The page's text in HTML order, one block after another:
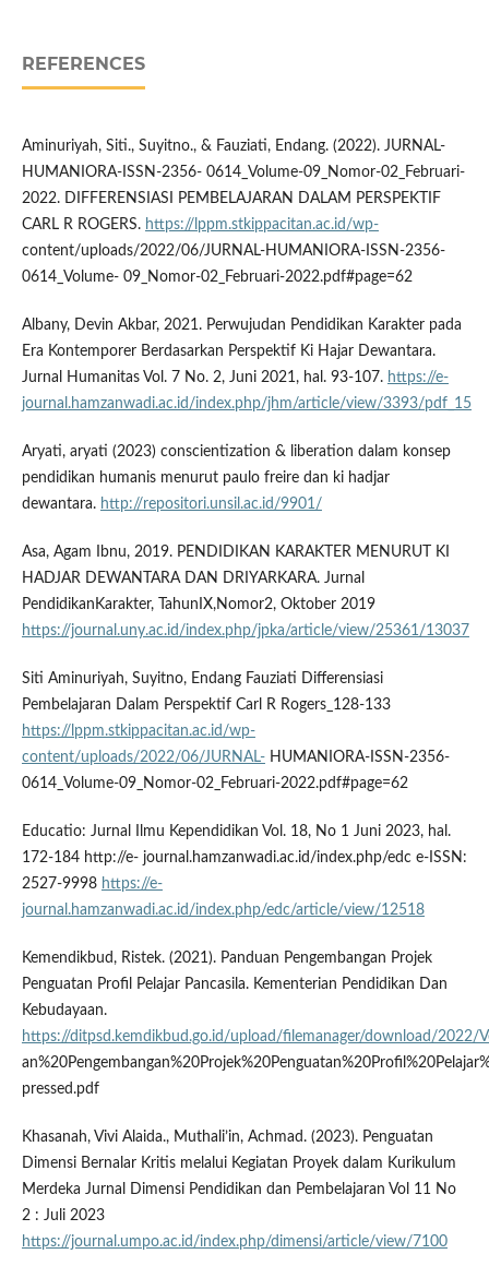
REFERENCES
Aminuriyah, Siti., Suyitno., & Fauziati, Endang. (2022). JURNAL-
HUMANIORA-ISSN-2356- 0614_Volume-09_Nomor-02_Februari-
2022. DIFFERENSIASI PEMBELAJARAN DALAM PERSPEKTIF
CARL R ROGERS. https://lppm.stkippacitan.ac.id/wp-
content/uploads/2022/06/JURNAL-HUMANIORA-ISSN-2356-
0614_Volume- 09_Nomor-02_Februari-2022.pdf#page=62
Albany, Devin Akbar, 2021. Perwujudan Pendidikan Karakter pada
Era Kontemporer Berdasarkan Perspektif Ki Hajar Dewantara.
Jurnal Humanitas Vol. 7 No. 2, Juni 2021, hal. 93-107. https://e-
journal.hamzanwadi.ac.id/index.php/jhm/article/view/3393/pdf_15
Aryati, aryati (2023) conscientization & liberation dalam konsep
pendidikan humanis menurut paulo freire dan ki hadjar
dewantara. http://repositori.unsil.ac.id/9901/
Asa, Agam Ibnu, 2019. PENDIDIKAN KARAKTER MENURUT KI
HADJAR DEWANTARA DAN DRIYARKARA. Jurnal
PendidikanKarakter, TahunIX,Nomor2, Oktober 2019
https://journal.uny.ac.id/index.php/jpka/article/view/25361/13037
Siti Aminuriyah, Suyitno, Endang Fauziati Differensiasi
Pembelajaran Dalam Perspektif Carl R Rogers_128-133
https://lppm.stkippacitan.ac.id/wp-
content/uploads/2022/06/JURNAL-HUMANIORA-ISSN-2356-
0614_Volume-09_Nomor-02_Februari-2022.pdf#page=62
Educatio: Jurnal Ilmu Kependidikan Vol. 18, No 1 Juni 2023, hal.
172-184 http://e- journal.hamzanwadi.ac.id/index.php/edc e-ISSN:
2527-9998 https://e-
journal.hamzanwadi.ac.id/index.php/edc/article/view/12518
Kemendikbud, Ristek. (2021). Panduan Pengembangan Projek
Penguatan Profil Pelajar Pancasila. Kementerian Pendidikan Dan
Kebudayaan.
https://ditpsd.kemdikbud.go.id/upload/filemanager/download/2022/
pressed.pdf
Khasanah, Vivi Alaida., Muthali’in, Achmad. (2023). Penguatan
Dimensi Bernalar Kritis melalui Kegiatan Proyek dalam Kurikulum
Merdeka Jurnal Dimensi Pendidikan dan Pembelajaran Vol 11 No
2 : Juli 2023
https://journal.umpo.ac.id/index.php/dimensi/article/view/7100